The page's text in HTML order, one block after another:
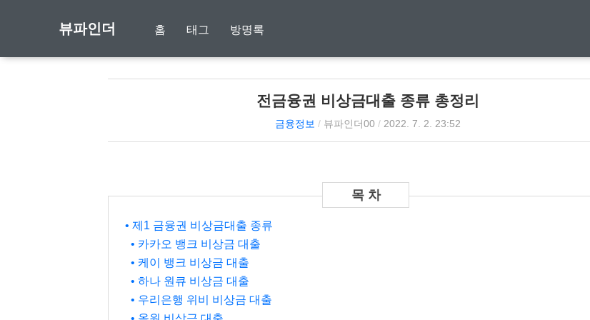
뷰파인더 홈 태그 방명록
전금융권 비상금대출 종류 총정리
금융정보 / 뷰파인더00 / 2022. 7. 2. 23:52
• 제1 금융권 비상금대출 종류
• 카카오 뱅크 비상금 대출
• 케이 뱅크 비상금 대출
• 하나 원큐 비상금 대출
• 우리은행 위비 비상금 대출